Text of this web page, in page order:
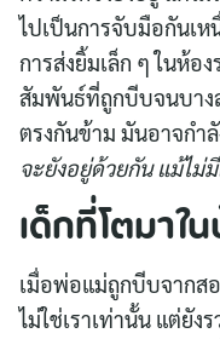
ไปเป็นการจับมือกันเ
การส่งยิ้มเล็ก ๆ ในห้อ
สัมพันธ์ที่ถูกบีบจนบาง
ตรงกันข้าม มันอาจกำ
จะยังอยู่ด้วยกัน แม้ไม่
เด็กที่โตมาใ
เมื่อพ่อแม่ถูกบีบจากส
ไม่ใช่เราเท่านั้น แต่ยัง